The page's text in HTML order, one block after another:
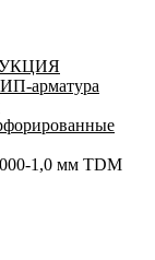
арматура
1,0 мм TDM